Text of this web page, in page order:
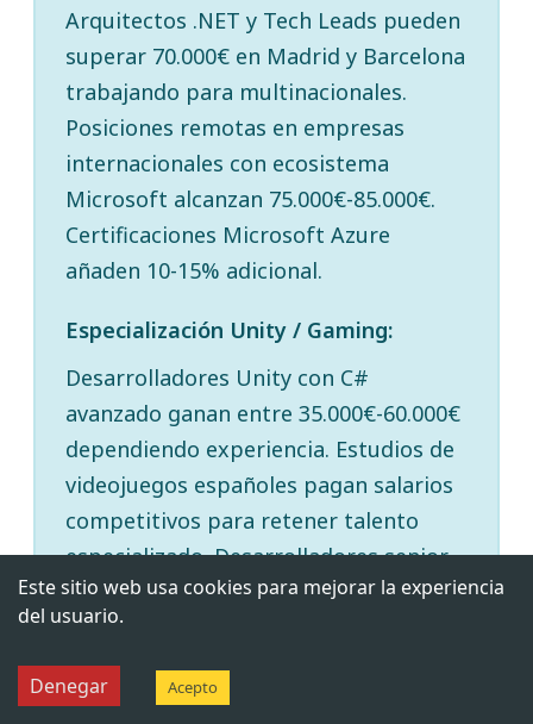
Arquitectos .NET y Tech Leads pueden
superar 70.000€ en Madrid y Barcelona
trabajando para multinacionales.
Posiciones remotas en empresas
internacionales con ecosistema
Microsoft alcanzan 75.000€-85.000€.
Certificaciones Microsoft Azure
añaden 10-15% adicional.
Especialización Unity / Gaming:
Desarrolladores Unity con C#
avanzado ganan entre 35.000€-60.000€
dependiendo experiencia. Estudios de
videojuegos españoles pagan salarios
competitivos para retener talento
especializado. Desarrolladores senior
Unity pueden alcanzar 65.000€-70.000€
en estudios AAA.
Este sitio web usa cookies para mejorar la experiencia
del usuario.
Denegar Acepto